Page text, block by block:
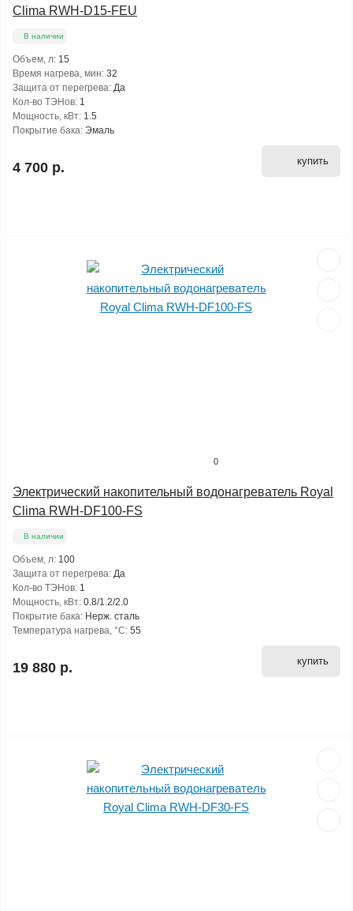
Clima RWH-D15-FEU
В наличии
Объем, л: 15
Время нагрева, мин: 32
Защита от перегрева: Да
Кол-во ТЭНов: 1
Мощность, кВт: 1.5
Покрытие бака: Эмаль
4 700 р. купить
0
Электрический накопительный водонагреватель Royal
Clima RWH-DF100-FS
В наличии
Объем, л: 100
Защита от перегрева: Да
Кол-во ТЭНов: 1
Мощность, кВт: 0.8/1.2/2.0
Покрытие бака: Нерж. сталь
Температура нагрева, °С: 55
19 880 р. купить